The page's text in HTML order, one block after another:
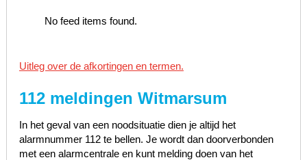
No feed items found.
Uitleg over de afkortingen en termen.
112 meldingen Witmarsum
In het geval van een noodsituatie dien je altijd het
alarmnummer 112 te bellen. Je wordt dan doorverbonden
met een alarmcentrale en kunt melding doen van het